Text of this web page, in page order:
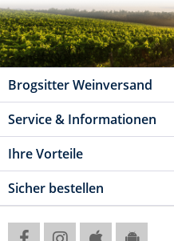
Brogsitter Weinversand
Service & Informationen
Ihre Vorteile
Sicher bestellen